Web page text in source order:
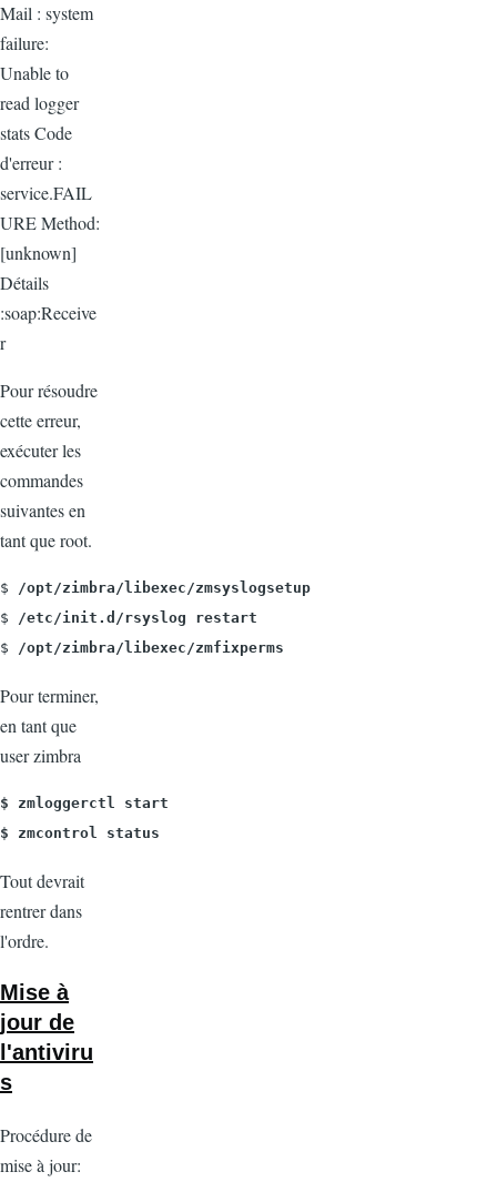
Mail : system
failure:
Unable to
read logger
stats Code
d'erreur :
service.FAIL
URE Method:
[unknown]
Détails
:soap:Receive
r
Pour résoudre
cette erreur,
exécuter les
commandes
suivantes en
tant que root.
$ /opt/zimbra/libexec/zmsyslogsetup
$ /etc/init.d/rsyslog restart
$ /opt/zimbra/libexec/zmfixperms
Pour terminer,
en tant que
user zimbra
$ zmloggerctl start
$ zmcontrol status
Tout devrait
rentrer dans
l'ordre.
Mise à
jour de
l'antiviru
s
Procédure de
mise à jour: